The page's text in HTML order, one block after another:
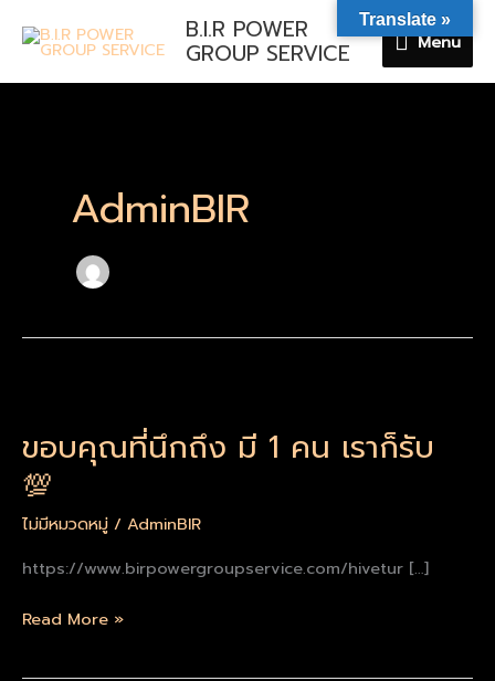
B.I.R POWER
GROUP SERVICE Menu
Menu
AdminBIR
ขอบคุณที่นึกถึง มี 1 คน เราก็รับ
💯
ไม่มีหมวดหมู่ / AdminBIR
https://www.birpowergroupservice.com/hivetur […]
นึกถึง
มี
1
คน
ก็
💯
Read More »
Translate »